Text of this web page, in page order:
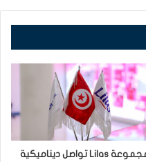
مجموعة Lilas تواصل ديناميكية